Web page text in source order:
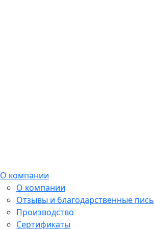
О компании
О компании
Отзывы и благодарственные
Производство
Сертификаты